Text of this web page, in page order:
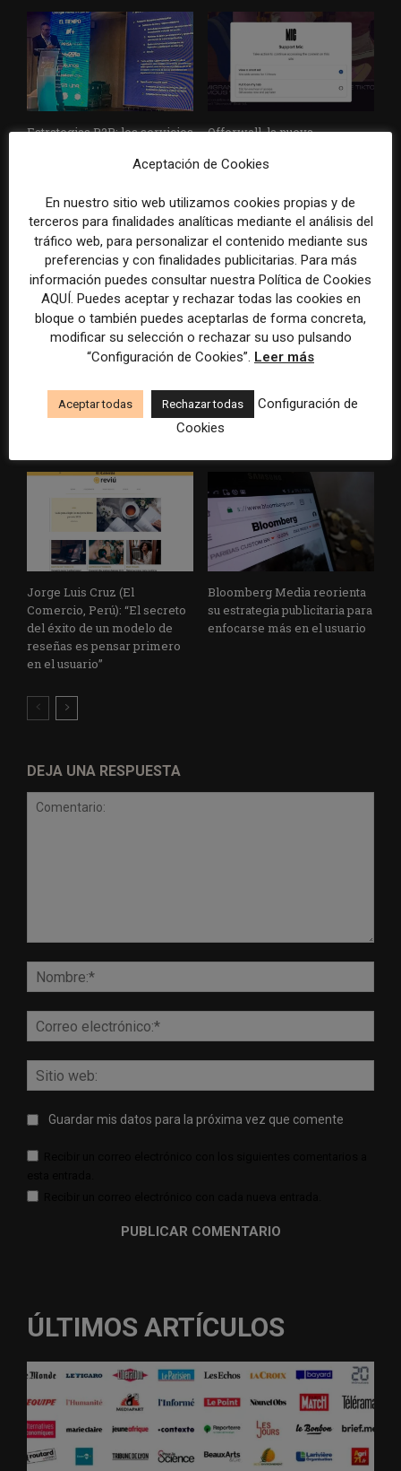
Estrategias B2B: los servicios
futuro de los medios de
Offerwall, la nueva
monetizar contenidos
El medio de nicho que nació
economía y en dos años
logró ser sustentable
Invertir en publicidad como
las empresas, la novedosa
propuesta para apoyar a los
medios locales
Jorge Luis Cruz (El
Comercio, Perú): “El secreto
del éxito de un modelo de
reseñas es pensar primero
en el usuario”
Bloomberg Media reorienta
su estrategia publicitaria para
enfocarse más en el usuario
DEJA UNA RESPUESTA
web:
Guardar mis datos para la próxima vez que comente
ÚLTIMOS ARTÍCULOS
Aceptación de Cookies
En nuestro sitio web utilizamos cookies propias y de
terceros para finalidades analíticas mediante el análisis del
tráfico web, para personalizar el contenido mediante sus
preferencias y con finalidades publicitarias. Para más
información puedes consultar nuestra Política de Cookies
AQUÍ. Puedes aceptar y rechazar todas las cookies en
bloque o también puedes aceptarlas de forma concreta,
modificar su selección o rechazar su uso pulsando
“Configuración de Cookies”. Leer más
Aceptar todas Rechazar todas
Configuración de
Cookies